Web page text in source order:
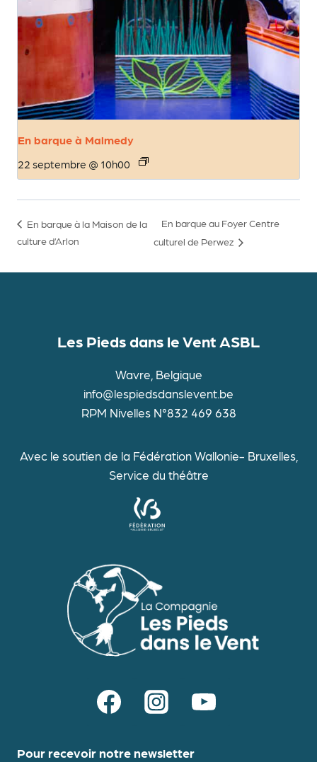
En barque à Malmedy
22 septembre @ 10h00
En barque à la Maison de la
culture d’Arlon
En barque au Foyer Centre
culturel de Perwez
Les Pieds dans le Vent ASBL
Wavre, Belgique
info@lespiedsdanslevent.be
RPM Nivelles N°832 469 638
Avec le soutien de la Fédération Wallonie- Bruxelles,
Service du théâtre
Pour recevoir notre newsletter